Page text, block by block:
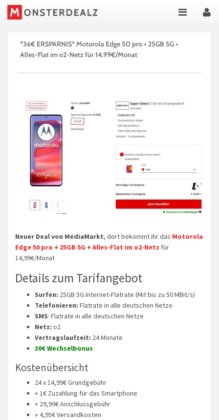
*36€ ERSPARNIS* Motorola Edge 50 pro + 25GB 5G +
Alles-Flat im o2-Netz für 14,99€/Monat
Neuer Deal von MediaMarkt, dort bekommt ihr das Motorola
Edge 50 pro + 25GB 5G + Alles-Flat im o2-Netz für
14,99€/Monat
Details zum Tarifangebot
Surfen: 25GB 5G Internet-Flatrate (Mit bis zu 50 MBit/s)
Telefonieren: Flatrate in alle deutschen Netze
SMS: Flatrate in alle deutschen Netze
Netz: o2
Vertragslaufzeit: 24 Monate
30€ Wechselbonus
Kostenübersicht
24 x 14,99€ Grundgebühr
+ 1€ Zuzahlung für das Smartphone
+ 29,99€ Anschlussgebühr
+ 4,95€ Versandkosten